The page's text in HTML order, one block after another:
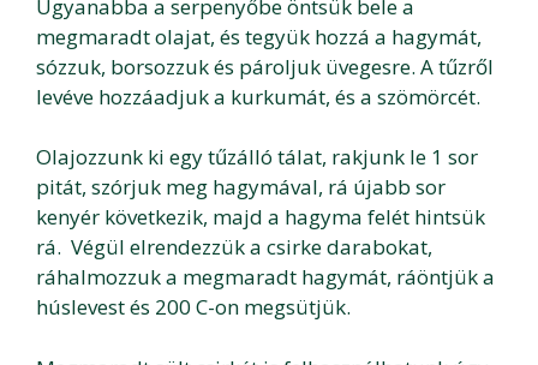
Ugyanabba a serpenyőbe öntsük bele a
megmaradt olajat, és tegyük hozzá a hagymát,
sózzuk, borsozzuk és pároljuk üvegesre. A tűzről
levéve hozzáadjuk a kurkumát, és a szömörcét.
Olajozzunk ki egy tűzálló tálat, rakjunk le 1 sor
pitát, szórjuk meg hagymával, rá újabb sor
kenyér következik, majd a hagyma felét hintsük
rá. Végül elrendezzük a csirke darabokat,
ráhalmozzuk a megmaradt hagymát, ráöntjük a
húslevest és 200 C-on megsütjük.